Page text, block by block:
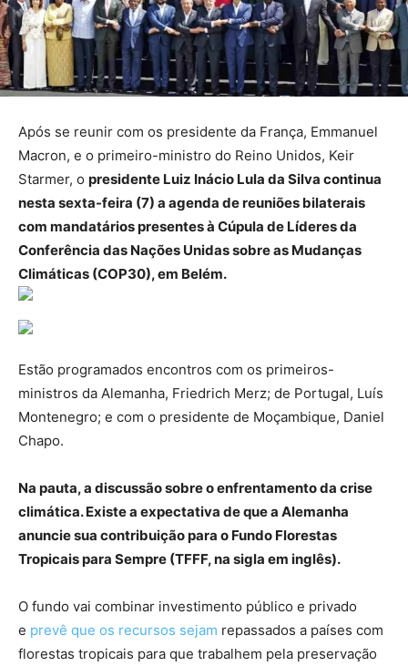
Após se reunir com os presidente da França, Emmanuel
Macron, e o primeiro-ministro do Reino Unidos, Keir
Starmer, o presidente Luiz Inácio Lula da Silva continua
nesta sexta-feira (7) a agenda de reuniões bilaterais
com mandatários presentes à Cúpula de Líderes da
Conferência das Nações Unidas sobre as Mudanças
Climáticas (COP30), em Belém.
Estão programados encontros com os primeiros-
ministros da Alemanha, Friedrich Merz; de Portugal, Luís
Montenegro; e com o presidente de Moçambique, Daniel
Chapo.
Na pauta, a discussão sobre o enfrentamento da crise
climática. Existe a expectativa de que a Alemanha
anuncie sua contribuição para o Fundo Florestas
Tropicais para Sempre (TFFF, na sigla em inglês).
O fundo vai combinar investimento público e privado
e prevê que os recursos sejam repassados a países com
florestas tropicais para que trabalhem pela preservação